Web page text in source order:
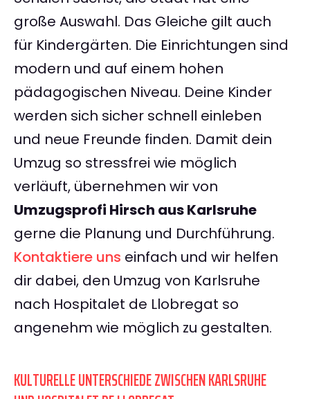
große Auswahl. Das Gleiche gilt auch
für Kindergärten. Die Einrichtungen sind
modern und auf einem hohen
pädagogischen Niveau. Deine Kinder
werden sich sicher schnell einleben
und neue Freunde finden. Damit dein
Umzug so stressfrei wie möglich
verläuft, übernehmen wir von
Umzugsprofi Hirsch aus Karlsruhe
gerne die Planung und Durchführung.
Kontaktiere uns einfach und wir helfen
dir dabei, den Umzug von Karlsruhe
nach Hospitalet de Llobregat so
angenehm wie möglich zu gestalten.
KULTURELLE UNTERSCHIEDE ZWISCHEN KARLSRUHE